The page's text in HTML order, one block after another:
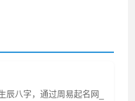
八字，通过周易起名网_